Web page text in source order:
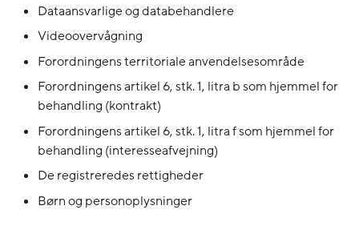
Dataansvarlige og databehandlere
Videoovervågning
Forordningens territoriale anvendelsesområde
Forordningens artikel 6, stk. 1, litra b som hjemmel for
behandling (kontrakt)
Forordningens artikel 6, stk. 1, litra f som hjemmel for
behandling (interesseafvejning)
De registreredes rettigheder
Børn og personoplysninger